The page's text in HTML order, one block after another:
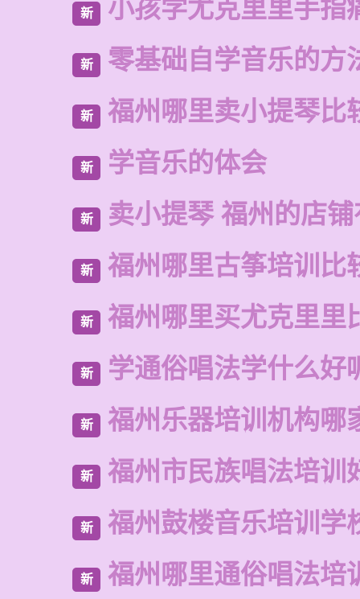
新 小孩学尤克里里手指
新 零基础自学音乐的方
新 福州哪里卖小提琴比
新 学音乐的体会
新 卖小提琴 福州的店
新 福州哪里古筝培训比
新 福州哪里买尤克里里
新 学通俗唱法学什么好
新 福州乐器培训机构哪
新 福州市民族唱法培训
新 福州鼓楼音乐培训学
新 福州哪里通俗唱法培